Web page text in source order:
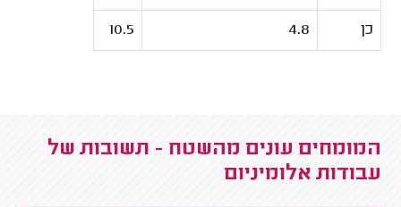
כן 4.8
10.5
המומחים עונים מהשטח - תשובות של
עבודות אלומיניום